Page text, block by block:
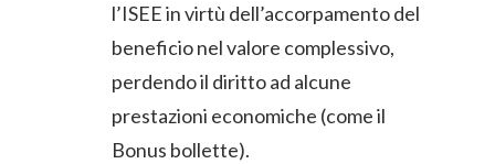
l’ISEE in virtù dell’accorpamento del
beneficio nel valore complessivo,
perdendo il diritto ad alcune
prestazioni economiche (come il
Bonus bollette).